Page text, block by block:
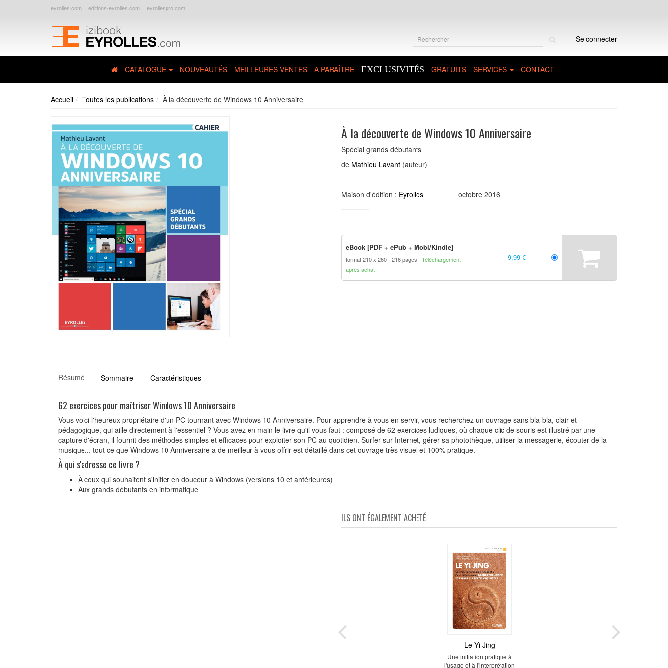
eyrolles.com editions-eyrolles.com eyrollespro.com
Se connecter
CATALOGUE NOUVEAUTÉS MEILLEURES VENTES A PARAÎTRE EXCLUSIVITÉS GRATUITS SERVICES CONTACT
Accueil Toutes les publications À la découverte de Windows 10 Anniversaire
À la découverte de Windows 10 Anniversaire
Spécial grands débutants
de Mathieu Lavant (auteur)
Maison d'édition : Eyrolles octobre 2016
eBook [PDF + ePub + Mobi/Kindle]
format 210 x 260 216 pages
Téléchargement
après achat
9,99 €
Résumé Sommaire Caractéristiques
62 exercices pour maîtriser Windows 10 Anniversaire
Vous voici l'heureux propriétaire d'un PC tournant avec Windows 10 Anniversaire. Pour apprendre à vous en servir, vous recherchez un ouvrage sans bla-bla, clair et
pédagogique, qui aille directement à l'essentiel ? Vous avez en main le livre qu'il vous faut : composé de 62 exercices ludiques, où chaque clic de souris est illustré par une
capture d'écran, il fournit des méthodes simples et efficaces pour exploiter son PC au quotidien. Surfer sur Internet, gérer sa photothèque, utiliser la messagerie, écouter de la
musique... tout ce que Windows 10 Anniversaire a de meilleur à vous offrir est détaillé dans cet ouvrage très visuel et 100% pratique.
À qui s'adresse ce livre ?
À ceux qui souhaitent s'initier en douceur à Windows (versions 10 et antérieures)
Aux grands débutants en informatique
ILS ONT ÉGALEMENT ACHETÉ
Le Yi Jing
Une initiation pratique à
l'usage et à l'interprétation